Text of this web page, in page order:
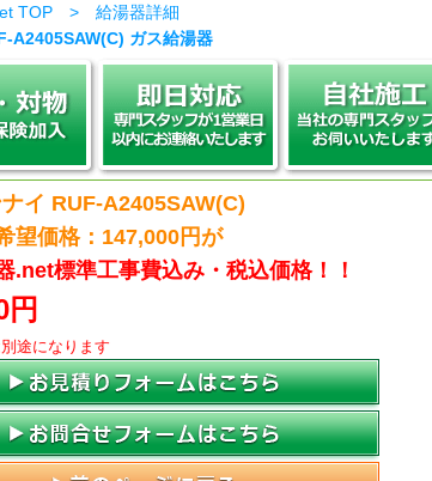
TOP > 給湯器詳細
A2405SAW(C) ガス給湯器
イ RUF-A2405SAW(C)
望価格：147,000円が
.net標準工事費込み・税込価格！！
円
途になります